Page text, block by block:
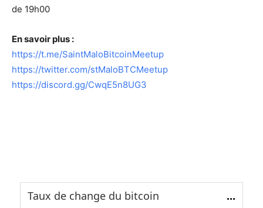
de 19h00
En savoir plus :
https://t.me/SaintMaloBitcoinMeetup
https://twitter.com/stMaloBTCMeetup
https://discord.gg/CwqE5n8UG3
Taux de change du bitcoin ...